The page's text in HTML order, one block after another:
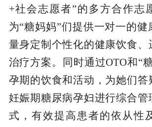
+社会志愿者”的多方合作志
为“糖妈妈”们提供一对一的健
量身定制个性化的健康饮食、
治疗方案。同时通过OTO和“
孕期的饮食和活动，为她们答
妊娠期糖尿病孕妇进行综合管
式，有效提高患者的依从性